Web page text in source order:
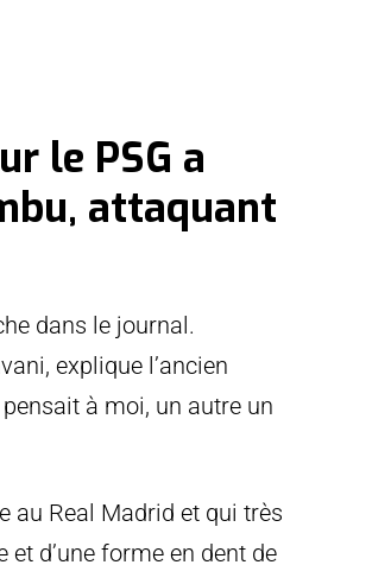
le PSG a
attaquant
dans le journal.
explique l’ancien
à moi, un autre un
au Real Madrid et qui très
d’une forme en dent de